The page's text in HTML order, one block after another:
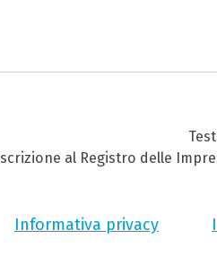
Iscrizione al Registro delle
Informativa privacy